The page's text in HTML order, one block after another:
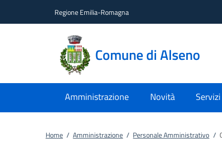
Regione Emilia-Romagna
Comune di Alseno
Amministrazione Novità Servizi
Home / Amministrazione / Personale Amministrativo /